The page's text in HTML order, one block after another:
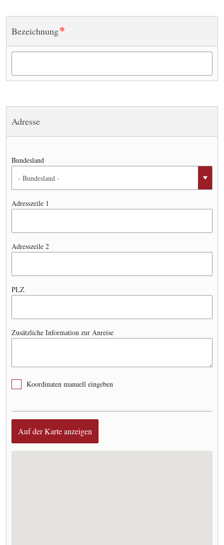
Bezeichnung*
Adresse
Bundesland
Adresszeile 1
Adresszeile 2
PLZ
Zusätzliche Information zur Anreise
Koordinaten manuell eingeben